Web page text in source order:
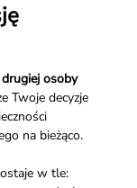
osoby
Twoje decyzje
na bieżąco.
w tle: